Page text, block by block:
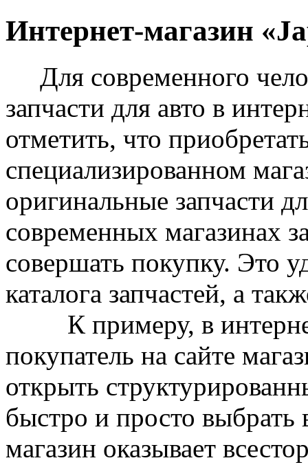
Интернет-магазин
Для современного
запчасти для авто в
отметить, что
специализированном
оригинальные запчасти
современных магазинах
совершать покупку. Это
каталога запчастей, а
К примеру, в
покупатель на сайте
открыть
быстро и просто
магазин оказывает